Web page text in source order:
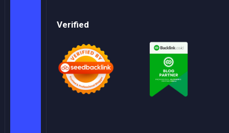
Verified